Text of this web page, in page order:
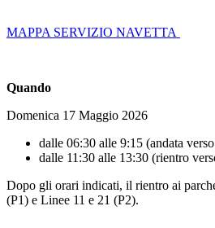
MAPPA SERVIZIO NAVETTA
Quando
Domenica 17 Maggio 2026
dalle 06:30 alle 9:15 (andata
dalle 11:30 alle 13:30 (rientro
Dopo gli orari indicati, il rientro ai
(P1) e Linee 11 e 21 (P2).